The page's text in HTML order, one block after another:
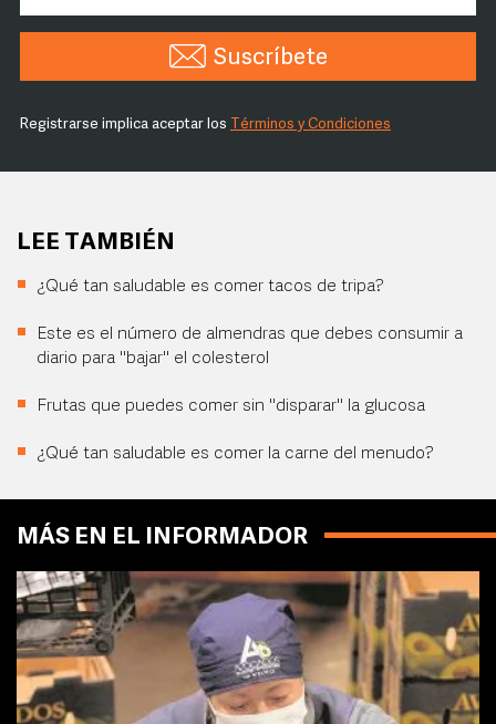
Suscríbete
Registrarse implica aceptar los Términos y Condiciones
LEE TAMBIÉN
¿Qué tan saludable es comer tacos de tripa?
Este es el número de almendras que debes consumir a
diario para "bajar" el colesterol
Frutas que puedes comer sin "disparar" la glucosa
¿Qué tan saludable es comer la carne del menudo?
MÁS EN EL INFORMADOR